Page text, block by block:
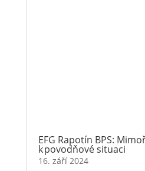
EFG Rapotín BPS:
k povodňové situaci
16. září 2024